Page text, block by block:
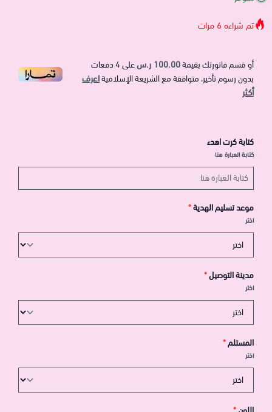
تم شراءه6 مرات
أو قسم فاتورتك بقيمة100.00 ر.س على4دفعات
بدون رسوم تأخير، متوافقة مع الشريعة الإسلاميةاعرف
أكثر
كتابة كرت اهدء
كتابة العبارة هنا
موعد تسليم الهدية*
اختر
مدينة التوصيل*
اختر
المستلم*
اختر